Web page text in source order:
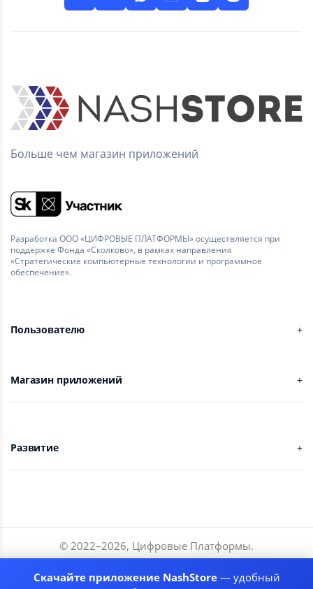
Больше чем магазин приложений
Разработка ООО «ЦИФРОВЫЕ ПЛАТФОРМЫ» осуществляется при
поддержке Фонда «Сколково», в рамках направления
«Стратегические компьютерные технологии и программное
обеспечение».
Пользователю
Магазин приложений
Развитие
© 2022–2026, Цифровые Платформы.
Разработчики
Скачайте приложение NashStore— удобный